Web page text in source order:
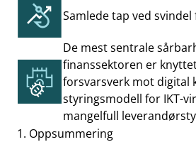
Samlede tap ved
De mest sentrale
finanssektoren er
forsvarsverk mot digital
styringsmodell for IKT-
mangelfull
1. Oppsummering